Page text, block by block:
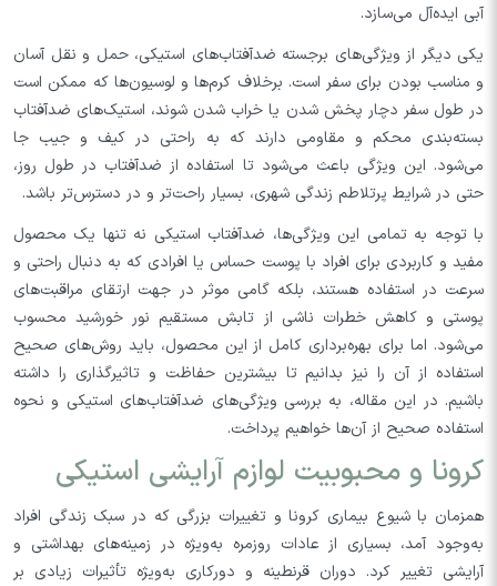
آبی ایده‌آل می‌سازد.
یکی دیگر از ویژگی‌های برجسته ضدآفتاب‌های استیکی، حمل و نقل آسان
و مناسب بودن برای سفر است. برخلاف کرم‌ها و لوسیون‌ها که ممکن است
در طول سفر دچار پخش شدن یا خراب شدن شوند، استیک‌های ضدآفتاب
بسته‌بندی محکم و مقاومی دارند که به راحتی در کیف و جیب جا
می‌شود. این ویژگی باعث می‌شود تا استفاده از ضدآفتاب در طول روز،
حتی در شرایط پرتلاطم زندگی شهری، بسیار راحت‌تر و در دسترس‌تر باشد.
با توجه به تمامی این ویژگی‌ها، ضدآفتاب استیکی نه تنها یک محصول
مفید و کاربردی برای افراد با پوست حساس یا افرادی که به دنبال راحتی و
سرعت در استفاده هستند، بلکه گامی موثر در جهت ارتقای مراقبت‌های
پوستی و کاهش خطرات ناشی از تابش مستقیم نور خورشید محسوب
می‌شود. اما برای بهره‌برداری کامل از این محصول، باید روش‌های صحیح
استفاده از آن را نیز بدانیم تا بیشترین حفاظت و تاثیرگذاری را داشته
باشیم. در این مقاله، به بررسی ویژگی‌های ضدآفتاب‌های استیکی و نحوه
استفاده صحیح از آن‌ها خواهیم پرداخت.
کرونا و محبوبیت لوازم آرایشی استیکی
همزمان با شیوع بیماری کرونا و تغییرات بزرگی که در سبک زندگی افراد
به‌وجود آمد، بسیاری از عادات روزمره به‌ویژه در زمینه‌های بهداشتی و
آرایشی تغییر کرد. دوران قرنطینه و دورکاری به‌ویژه تأثیرات زیادی بر